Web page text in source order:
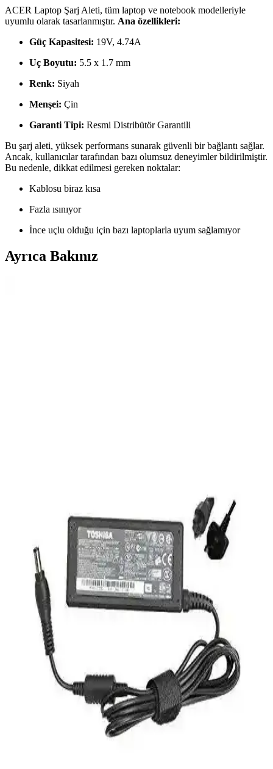
ACER Laptop Şarj Aleti, tüm laptop ve notebook modelleriyle
uyumlu olarak tasarlanmıştır. Ana özellikleri:
Güç Kapasitesi: 19V, 4.74A
Uç Boyutu: 5.5 x 1.7 mm
Renk: Siyah
Menşei: Çin
Garanti Tipi: Resmi Distribütör Garantili
Bu şarj aleti, yüksek performans sunarak güvenli bir bağlantı sağlar.
Ancak, kullanıcılar tarafından bazı olumsuz deneyimler bildirilmiştir.
Bu nedenle, dikkat edilmesi gereken noktalar:
Kablosu biraz kısa
Fazla ısınıyor
İnce uçlu olduğu için bazı laptoplarla uyum sağlamıyor
Ayrıca Bakınız
Eyfel Efs-2500, 250W güç çıkışıyla temel bilgisayar ihtiyaçlarına
uygun, fanlı soğutmalı ve dayanıklılık sorunlarıyla dikkat çeken bir
HP 255 G8 Dizüstü Bilgisayar İncelemesi: Günlük
Kullanım İçin Dengeli ve Güçlü Model
HP 255 G8, güçlü işlemci ve hızlı SSD ile günlük kullanım ve ofis
işleri için ideal, taşınabilir ve uygun fiyatlı bir dizüstü bilgisayardır.
Performans ve bağlantı seçenekleriyle öne çıkar.
Frisby FOEM FPS-G30F12 300W ATX Güç
Kaynağı İncelemesi ve Performans Analizi
Frisby FOEM FPS-G30F12 300W ATX güç kaynağı, sessiz çalışma
ve uygun fiyatıyla temel bilgisayar ihtiyaçlarına ideal çözüm sunar,
stabil enerji sağlar ve hafif sistemler için uygundur.
S-Link Cat6 Gri 7 Metre RJ45 LAN Kablosu
Yüksek Performanslı ve Dayanıklı